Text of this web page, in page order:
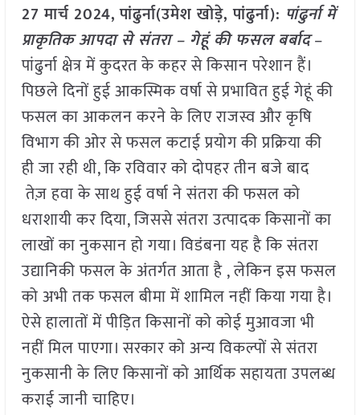
27 मार्च 2024,पांढुर्ना(उमेश खोड़े, पांढुर्ना): पांढुर्ना में
प्राकृतिक आपदा से संतरा – गेहूं की फसल बर्बाद–
पांढुर्ना क्षेत्र में कुदरत के कहर से किसान परेशान हैं।
पिछले दिनों हुई आकस्मिक वर्षा से प्रभावित हुई गेहूं की
फसल का आकलन करने के लिए राजस्व और कृषि
विभाग की ओर से फसल कटाई प्रयोग की प्रक्रिया की
ही जा रही थी, कि रविवार को दोपहर तीन बजे बाद
तेज़ हवा के साथ हुई वर्षा ने संतरा की फसल को
धराशायी कर दिया, जिससे संतरा उत्पादक किसानों का
लाखों का नुकसान हो गया। विडंबना यह है कि संतरा
उद्यानिकी फसल के अंतर्गत आता है , लेकिन इस फसल
को अभी तक फसल बीमा में शामिल नहीं किया गया है।
ऐसे हालातों में पीड़ित किसानों को कोई मुआवजा भी
नहीं मिल पाएगा। सरकार को अन्य विकल्पों से संतरा
नुकसानी के लिए किसानों को आर्थिक सहायता उपलब्ध
कराई जानी चाहिए।